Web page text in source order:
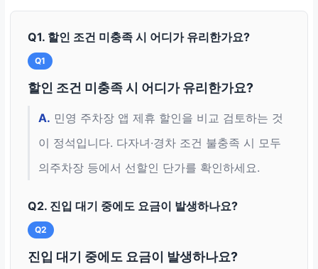
Q1. 할인 조건 미충족 시 어디가 유리한가요?
Q1
할인 조건 미충족 시 어디가 유리한가요?
A. 민영 주차장 앱 제휴 할인을 비교 검토하는 것
이 정석입니다. 다자녀·경차 조건 불충족 시 모두
의주차장 등에서 선할인 단가를 확인하세요.
Q2. 진입 대기 중에도 요금이 발생하나요?
Q2
진입 대기 중에도 요금이 발생하나요?